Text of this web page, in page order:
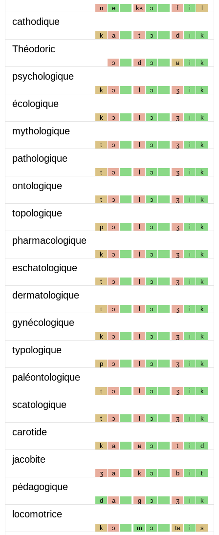
n e kʁ ɔ f i l
cathodique
k a t ɔ d i k
Théodoric
ɔ d ɔ ʁ i k
psychologique
k ɔ l ɔ ʒ i k
écologique
k ɔ l ɔ ʒ i k
mythologique
t ɔ l ɔ ʒ i k
pathologique
t ɔ l ɔ ʒ i k
ontologique
t ɔ l ɔ ʒ i k
topologique
p ɔ l ɔ ʒ i k
pharmacologique
k ɔ l ɔ ʒ i k
eschatologique
t ɔ l ɔ ʒ i k
dermatologique
t ɔ l ɔ ʒ i k
gynécologique
k ɔ l ɔ ʒ i k
typologique
p ɔ l ɔ ʒ i k
paléontologique
t ɔ l ɔ ʒ i k
scatologique
t ɔ l ɔ ʒ i k
carotide
k a ʁ ɔ t i d
jacobite
ʒ a k ɔ b i t
pédagogique
d a g ɔ ʒ i k
locomotrice
k ɔ m ɔ tʁ i s